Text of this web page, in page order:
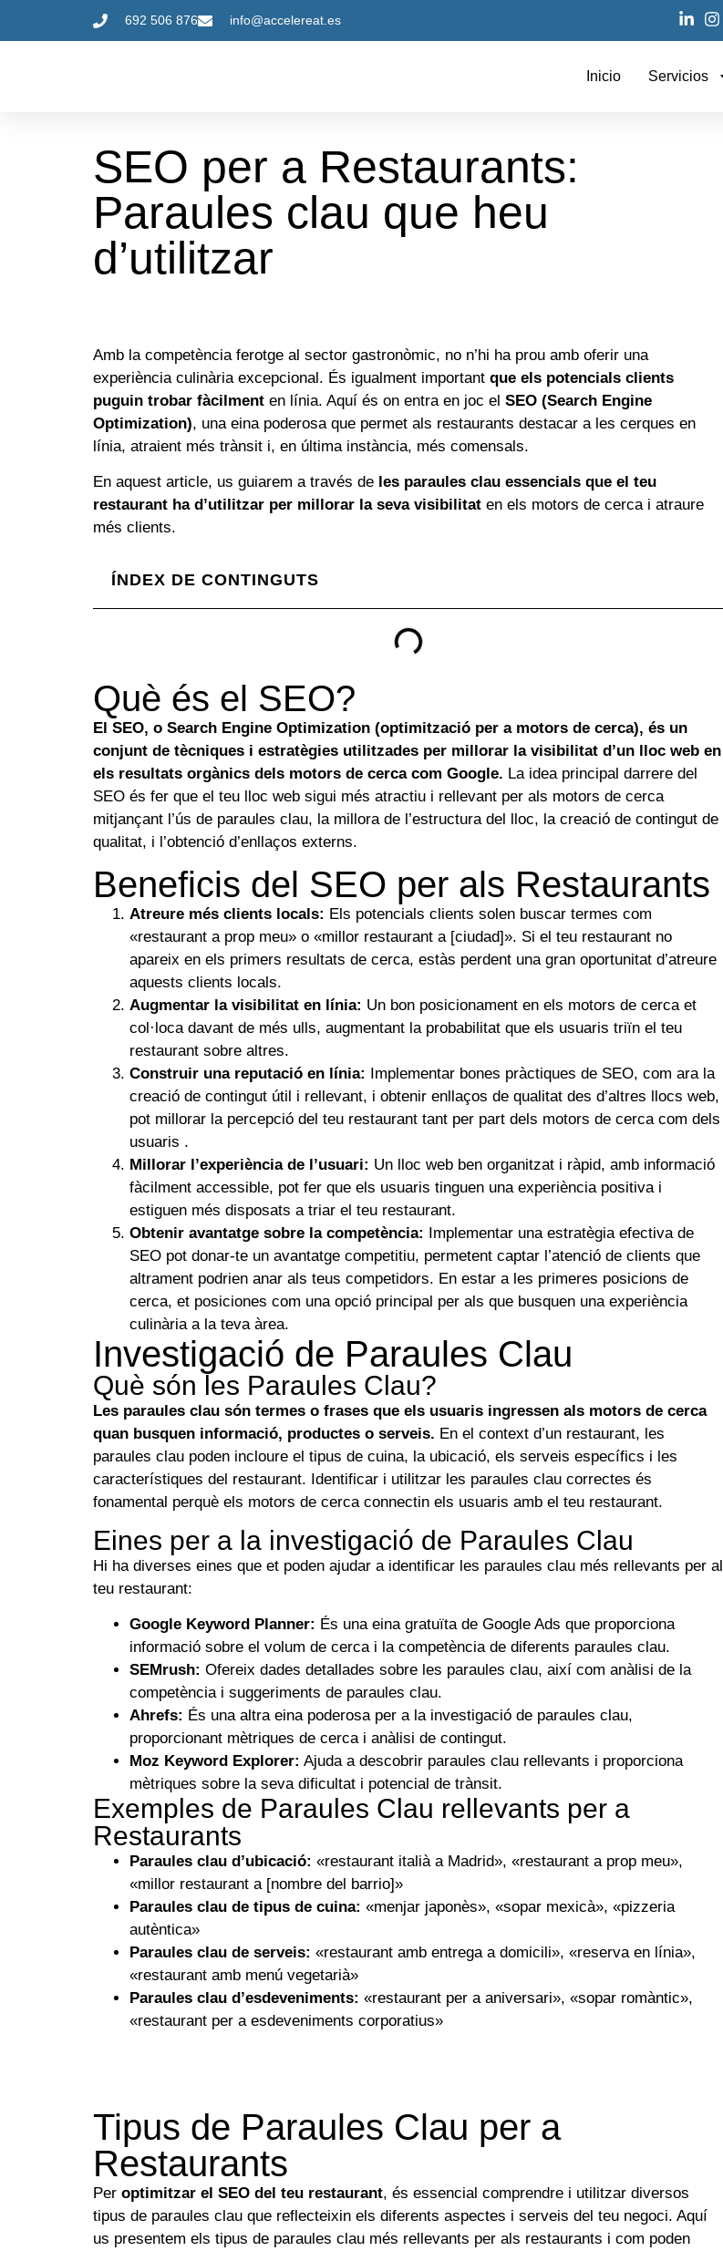
692 506 876 info@accelereat.es
Inicio Servicios
SEO per a Restaurants:
Paraules clau que heu
d’utilitzar
Amb la competència ferotge al sector gastronòmic, no n’hi ha prou amb oferir una
experiència culinària excepcional. És igualment important que els potencials clients
puguin trobar fàcilment en línia. Aquí és on entra en joc el SEO (Search Engine
Optimization), una eina poderosa que permet als restaurants destacar a les cerques en
línia, atraient més trànsit i, en última instància, més comensals.
En aquest article, us guiarem a través de les paraules clau essencials que el teu
restaurant ha d’utilitzar per millorar la seva visibilitat en els motors de cerca i atraure
més clients.
ÍNDEX DE CONTINGUTS
Què és el SEO?
El SEO, o Search Engine Optimization (optimització per a motors de cerca), és un
conjunt de tècniques i estratègies utilitzades per millorar la visibilitat d’un lloc web en
els resultats orgànics dels motors de cerca com Google. La idea principal darrere del
SEO és fer que el teu lloc web sigui més atractiu i rellevant per als motors de cerca
mitjançant l’ús de paraules clau, la millora de l’estructura del lloc, la creació de contingut de
qualitat, i l’obtenció d’enllaços externs.
Beneficis del SEO per als Restaurants
Atreure més clients locals: Els potencials clients solen buscar termes com
«restaurant a prop meu» o «millor restaurant a [ciudad]». Si el teu restaurant no
apareix en els primers resultats de cerca, estàs perdent una gran oportunitat d’atreure
aquests clients locals.
Augmentar la visibilitat en línia: Un bon posicionament en els motors de cerca et
col·loca davant de més ulls, augmentant la probabilitat que els usuaris triïn el teu
restaurant sobre altres.
Construir una reputació en línia:
Implementar bones pràctiques de SEO, com ara la
creació de contingut útil i rellevant, i obtenir enllaços de qualitat des d’altres llocs web,
pot millorar la percepció del teu restaurant tant per part dels motors de cerca com dels
usuaris .
Millorar l’experiència de l’usuari: Un lloc web ben organitzat i ràpid, amb informació
fàcilment accessible, pot fer que els usuaris tinguen una experiència positiva i
estiguen més disposats a triar el teu restaurant.
Obtenir avantatge sobre la competència:
Implementar una estratègia efectiva de
SEO pot donar-te un avantatge competitiu, permetent captar l’atenció de clients que
altrament podrien anar als teus competidors. En estar a les primeres posicions de
cerca, et posiciones com una opció principal per als que busquen una experiència
culinària a la teva àrea.
Investigació de Paraules Clau
Què són les Paraules Clau?
Les paraules clau són termes o frases que els usuaris ingressen als motors de cerca
quan busquen informació, productes o serveis. En el context d’un restaurant, les
paraules clau poden incloure el tipus de cuina, la ubicació, els serveis específics i les
característiques del restaurant. Identificar i utilitzar les paraules clau correctes és
fonamental perquè els motors de cerca connectin els usuaris amb el teu restaurant.
Eines per a la investigació de Paraules Clau
Hi ha diverses eines que et poden ajudar a identificar les paraules clau més rellevants per al
teu restaurant:
Google Keyword Planner: És una eina gratuïta de Google Ads que proporciona
informació sobre el volum de cerca i la competència de diferents paraules clau.
SEMrush: Ofereix dades detallades sobre les paraules clau, així com anàlisi de la
competència i suggeriments de paraules clau.
Ahrefs: És una altra eina poderosa per a la investigació de paraules clau,
proporcionant mètriques de cerca i anàlisi de contingut.
Moz Keyword Explorer: Ajuda a descobrir paraules clau rellevants i proporciona
mètriques sobre la seva dificultat i potencial de trànsit.
Exemples de Paraules Clau rellevants per a
Restaurants
Paraules clau d’ubicació: «restaurant italià a Madrid», «restaurant a prop meu»,
«millor restaurant a [nombre del barrio]»
Paraules clau de tipus de cuina: «menjar japonès», «sopar mexicà», «pizzeria
autèntica»
Paraules clau de serveis: «restaurant amb entrega a domicili», «reserva en línia»,
«restaurant amb menú vegetarià»
Paraules clau d’esdeveniments: «restaurant per a aniversari», «sopar romàntic»,
«restaurant per a esdeveniments corporatius»
Tipus de Paraules Clau per a
Restaurants
Per optimitzar el SEO del teu restaurant, és essencial comprendre i utilitzar diversos
tipus de paraules clau que reflecteixin els diferents aspectes i serveis del teu negoci. Aquí
us presentem els tipus de paraules clau més rellevants per als restaurants i com poden